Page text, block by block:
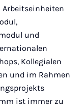
Arbeitseinheiten
und
Kollegialen
und im Rahmen
ist immer zu